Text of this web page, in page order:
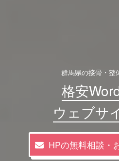
群馬県の接骨・整
格安
ウェブサ
HPの無料相談・